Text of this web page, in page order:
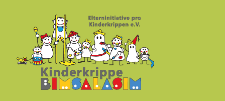
Kinderkrippe Bimsalasim